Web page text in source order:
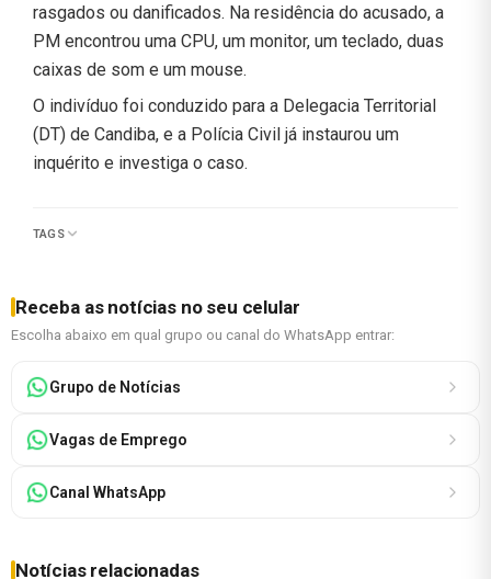
rasgados ou danificados. Na residência do acusado, a
PM encontrou uma CPU, um monitor, um teclado, duas
caixas de som e um mouse.
O indivíduo foi conduzido para a Delegacia Territorial
(DT) de Candiba, e a Polícia Civil já instaurou um
inquérito e investiga o caso.
TAGS
Receba as notícias no seu celular
Escolha abaixo em qual grupo ou canal do WhatsApp entrar:
Grupo de Notícias
Vagas de Emprego
Canal WhatsApp
Notícias relacionadas